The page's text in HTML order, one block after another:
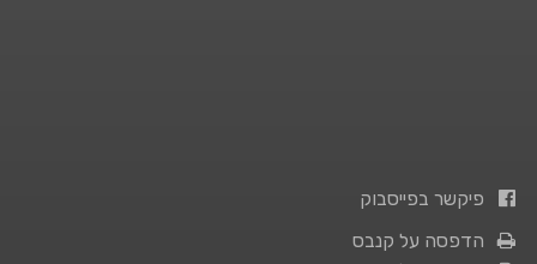
פיקשר בפייסבוק
הדפסה על קנבס